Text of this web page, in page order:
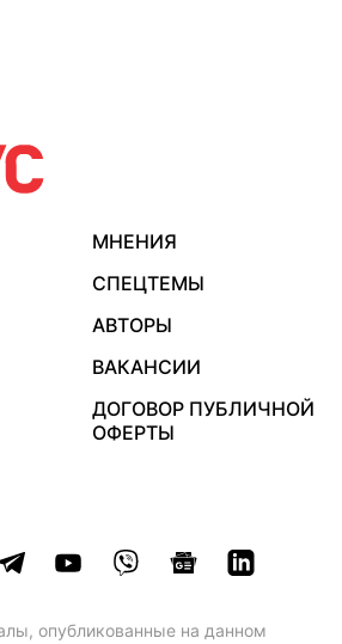
МНЕНИЯ
СПЕЦТЕМЫ
АВТОРЫ
ВАКАНСИИ
ДОГОВОР ПУБЛИЧНОЙ
ОФЕРТЫ
опубликованные на данном